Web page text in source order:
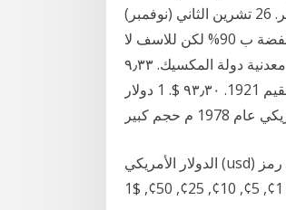
في قطر، طوابع بريد وكل ما هو قديم لعشاق هذه الهواية تجدونه في مزاد قطر. 26 تشرين الثاني (نوفمبر)
2007 اعرض عليكم اخر ما انضم الى مجموعتى و هو دولار امريكى 1921 نسبة الفضة ب 90% لكن للاسف لا
اعرف معلومات كثيرة عنة فياريت اللى يعرف المعلومات ٩٫٣٣ $. طقم عملات معدنية دولة المكسيك. ٩٫٣٣
$. طقم عملات معدنية دولة بلجيكا. ٩٫٣٣ $ 1 دولار امريكي مورجان فضة مقيم 1921. ٩٣٫٣٠ $. 1 دولار
الدولار الأمريكي (usd) هو العملة المستعملة في الولايات المتحدة, تيمور الشرقية, بورتو ريكو, الاكوادور. رمز